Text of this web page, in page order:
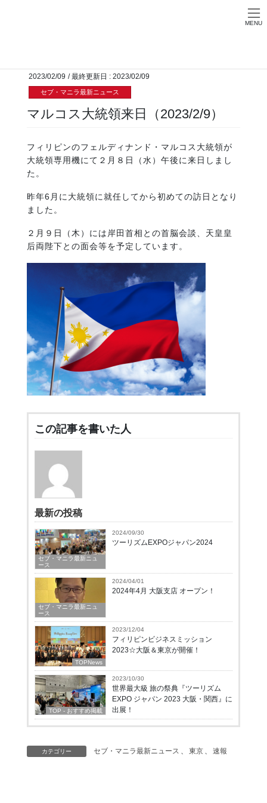
2023/02/09 / 最終更新日 : 2023/02/09
セブ・マニラ最新ニュース
マルコス大統領来日（2023/2/9）
フィリピンのフェルディナンド・マルコス大統領が
大統領専用機にて２月８日（水）午後に来日しまし
た。
昨年6月に大統領に就任してから初めての訪日となり
ました。
２月９日（木）には岸田首相との首脳会談、天皇皇
后両陛下との面会等を予定しています。
この記事を書いた人
最新の投稿
セブ・マニラ最新ニュ
ース
2024/09/30
ツーリズムEXPOジャパン2024
セブ・マニラ最新ニュ
ース
2024/04/01
2024年4月 大阪支店 オープン！
TOPNews
2023/12/04
フィリピンビジネスミッション
2023☆大阪＆東京が開催！
TOP - おすすめ掲載
2023/10/30
世界最大級 旅の祭典『ツーリズム
EXPO ジャパン 2023 大阪・関西』に
出展！
カテゴリー セブ・マニラ最新ニュース 、 東京 、 速報
MENU